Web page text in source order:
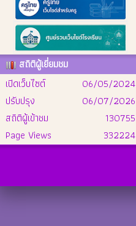
สถิติผู้เยี่ยมชม
เปิดเว็บไซต์
06/05/2024
ปรับปรุง
06/07/2026
สถิติผู้เข้าชม
130755
Page Views
332224